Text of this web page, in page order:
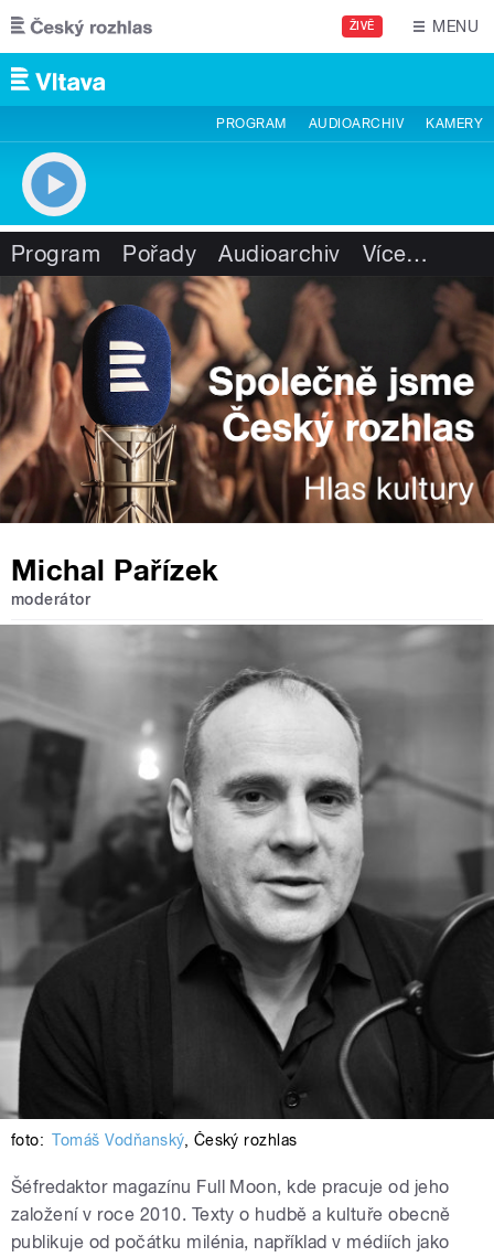
Přejít k hlavnímu obsahu
ŽIVĚ MENU
PROGRAM AUDIOARCHIV KAMERY
Program Pořady Audioarchiv Více…
Michal Pařízek
moderátor
foto: Tomáš Vodňanský, Český rozhlas
Šéfredaktor magazínu Full Moon, kde pracuje od jeho
založení v roce 2010. Texty o hudbě a kultuře obecně
publikuje od počátku milénia, například v médiích jako